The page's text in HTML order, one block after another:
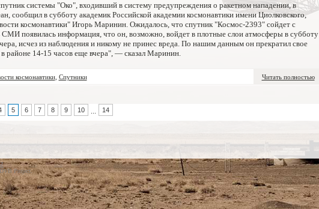
системы "Око", входивший в систему предупреждения о ракетном нападении, в
сообщил в субботу академик Российской академии космонавтики имени Циолковского,
космонавтики" Игорь Маринин. Ожидалось, что спутник "Космос-2393" сойдет с
СМИ появилась информация, что он, возможно, войдет в плотные слои атмосферы в субботу
исчез из наблюдения и никому не принес вреда. По нашим данным он прекратил свое
районе 14-15 часов еще вчера", — сказал Маринин.
космонавтики, Спутники Читать полностью
5 6 7 8 9 10 14
Project.